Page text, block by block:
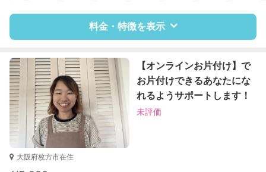
料金・特徴を表示
特徴 料金 レビュー
サポートの特徴
資格 栄養士
対応可能/特徴
近隣買い物
【オンラインお片付け】で
お片付けできるあなたにな
れるようサポートします！
未評価
大阪府枚方市在住